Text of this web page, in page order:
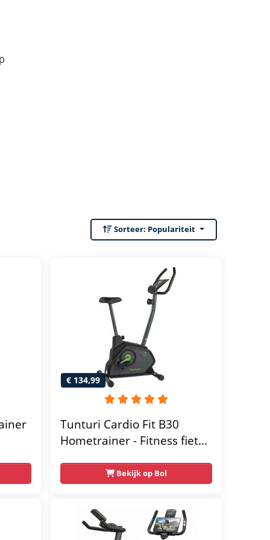
Sorteer: Populariteit
€ 134,99
Tunturi Cardio Fit B30
Hometrainer - Fitness fiets
Tablethouder -
Hartslagfunctie en
transportwielen
Bekijk op Bol